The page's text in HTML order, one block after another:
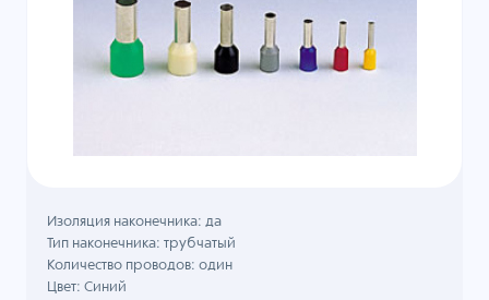
Изоляция наконечника: да
Тип наконечника: трубчатый
Количество проводов: один
Цвет: Синий